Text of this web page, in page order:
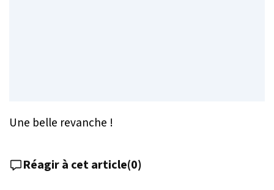
Une belle revanche !
Réagir à cet article(0)